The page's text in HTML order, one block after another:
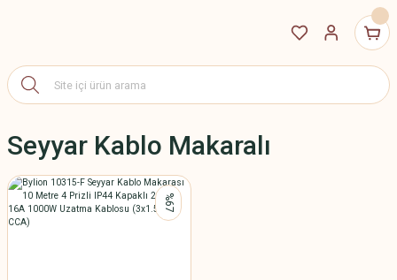
Seyyar Kablo Makaralı
%67